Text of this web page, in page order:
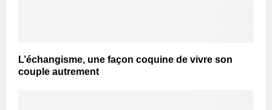
L’échangisme, une façon coquine de vivre son
couple autrement